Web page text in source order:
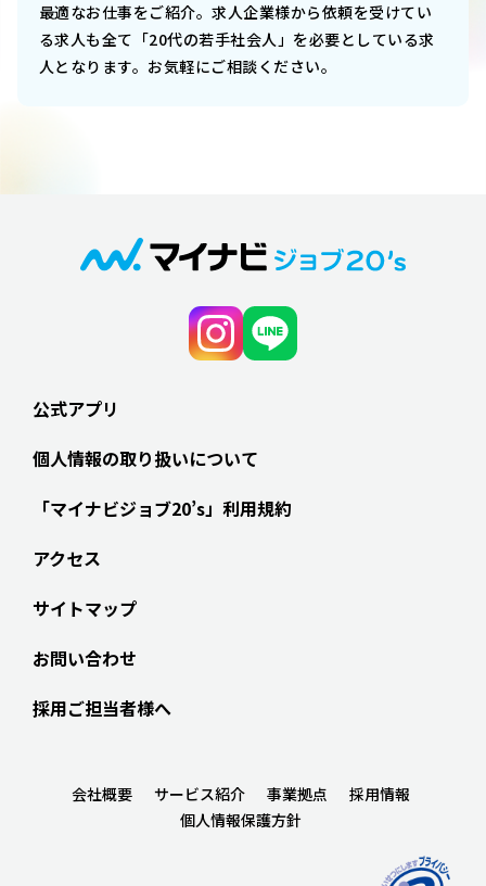
最適なお仕事をご紹介。求人企業様から依頼を受けてい
る求人も全て「20代の若手社会人」を必要としている求
人となります。お気軽にご相談ください。
公式アプリ
個人情報の取り扱いについて
「マイナビジョブ20’s」利用規約
アクセス
サイトマップ
お問い合わせ
採用ご担当者様へ
会社概要 サービス紹介 事業拠点
採用情報
個人情報保護方針